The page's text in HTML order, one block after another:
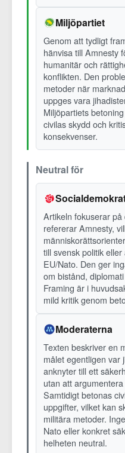
Miljöpartiet
Genom att tydligt
hänvisa till Amnesty
humanitär och
konflikten. Den
metoder när
uppges vara
Miljöpartiets
civilas skydd och
konsekvenser.
Neutral för
Artikeln fokuserar
refererar Amnesty,
till svensk politik
EU/Nato. Den ger
om bistånd,
Framing är i
mild kritik genom
Moderaterna
Texten beskriver en
målet egentligen var
anknyter till ett
utan att
Samtidigt betonas
uppgifter, vilket kan
militära metoder.
Nato eller konkret
helheten neutral.